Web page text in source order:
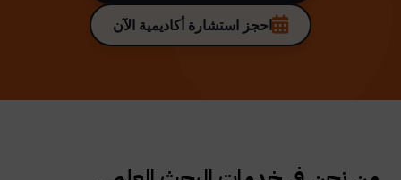
احجز استشارة أكاديمية الآن